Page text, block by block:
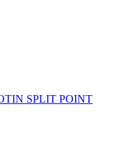
SPLIT POINT